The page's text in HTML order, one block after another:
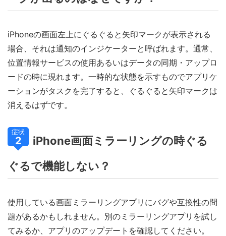
iPhoneの画面左上にぐるぐると矢印マークが表示される
場合、それは通知のインジケーターと呼ばれます。通常、
位置情報サービスの使用あるいはデータの同期・アップロ
ードの時に現れます。一時的な状態を示すものでアプリケ
ーションがタスクを完了すると、ぐるぐると矢印マークは
消えるはずです。
症状
2
iPhone画面ミラーリングの時ぐる
ぐるで機能しない？
使用している画面ミラーリングアプリにバグや互換性の問
題があるかもしれません。別のミラーリングアプリを試し
てみるか、アプリのアップデートを確認してください。